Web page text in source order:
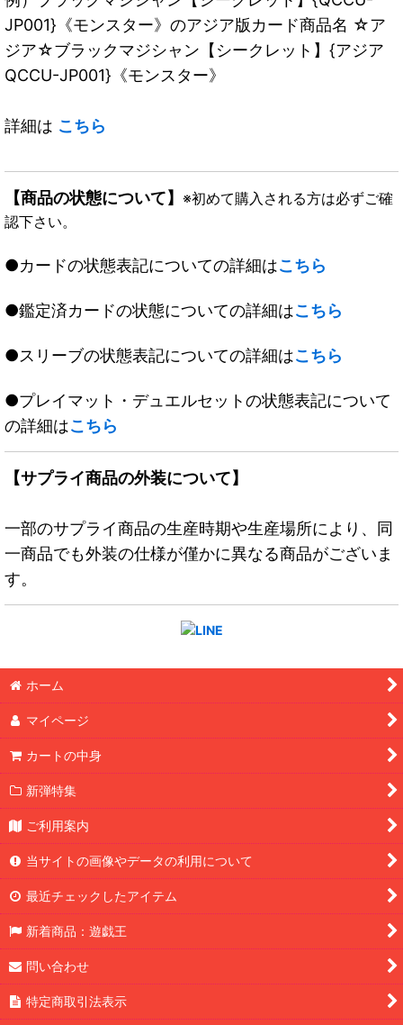
JP001}《モンスター》のアジア版カード商品名 ☆ア
ジア☆ブラックマジシャン【シークレット】{アジア
QCCU-JP001}《モンスター》
詳細は こちら
【商品の状態について】 ※初めて購入される方は必ずご確
認下さい。
●カードの状態表記についての詳細はこちら
●鑑定済カードの状態についての詳細はこちら
●スリーブの状態表記についての詳細はこちら
●プレイマット・デュエルセットの状態表記について
の詳細はこちら
【サプライ商品の外装について】
一部のサプライ商品の生産時期や生産場所により、同
一商品でも外装の仕様が僅かに異なる商品がございま
す。
ホーム
マイページ
カートの中身
新弾特集
ご利用案内
当サイトの画像やデータの利用について
最近チェックしたアイテム
新着商品：遊戯王
問い合わせ
特定商取引法表示